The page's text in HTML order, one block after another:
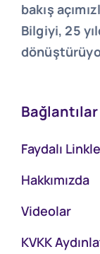
bakış
Bilgiyi, 25
Bağlantılar
Faydalı
Hakkımızda
Videolar
KVKK